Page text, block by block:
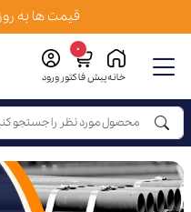
قیمت ها به
خانهپیش فاکتور
0
ورود